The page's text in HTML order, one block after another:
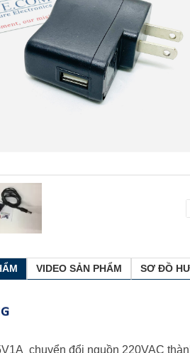
VIDEO SẢN PHẨM SƠ ĐỒ
chuyển đổi nguồn 220VAC